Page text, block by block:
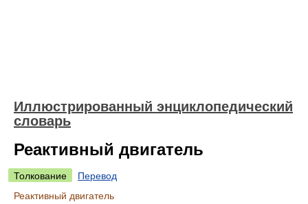
Иллюстрированный энциклопедический
словарь
Реактивный двигатель
Толкование
Перевод
Реактивный двигатель